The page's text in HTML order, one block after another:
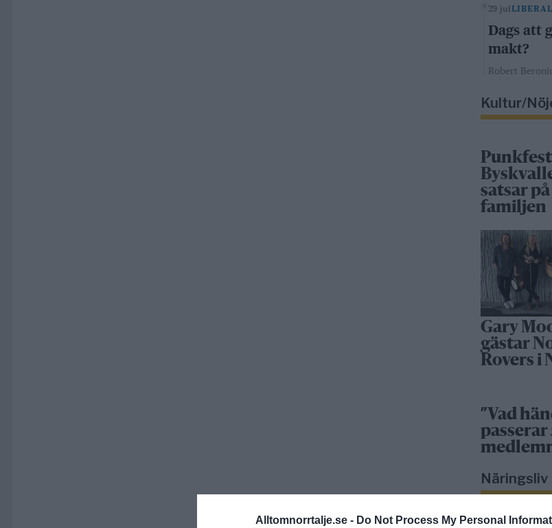
Alltomnorrtalje.se - Do Not Process My Personal
29 jul LIBERAL
Dags att
makt?
Robert
Kultur/
satsar
familjen
Gary
gästar
Rovers i
”Vad
Näringsliv